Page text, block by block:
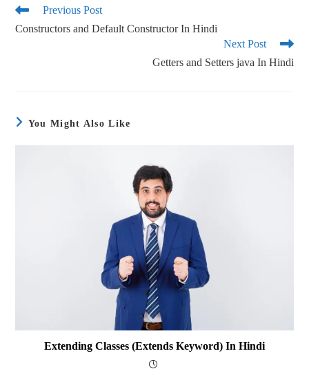
ok r
Previous Post
Constructors and Default Constructor In Hindi
Next Post
Getters and Setters java In Hindi
You Might Also Like
Extending Classes (extends Keyword) In Hindi